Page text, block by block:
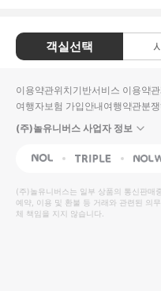
객실선택
이용약관위치기반서비스 이용약관
여행자보험 가입안내여행약관분
(주)놀유니버스 사업자 정보
NOL Triple
(주)놀유니버스는 일부 상품의 통신판매
예약, 이용 및 환불 등 거래와 관련된 의
체 책임을 지지 않습니다.